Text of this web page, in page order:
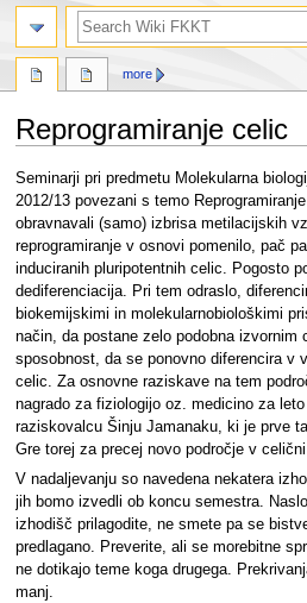
Reprogramiranje celic
Jump
to
navigation
Jump
to
search
Seminarji pri predmetu Molekularna
2012/13 povezani s temo
obravnavali (samo) izbrisa metilacijskih
reprogramiranje v osnovi pomenilo, pač
induciranih pluripotentnih celic. Pogosto
dediferenciacija. Pri tem odraslo,
biokemijskimi in molekularnobiološkimi
način, da postane zelo podobna izvornim
sposobnost, da se ponovno diferencira v
celic. Za osnovne raziskave na tem
nagrado za fiziologijo oz. medicino za
raziskovalcu Šinju Jamanaku, ki je prve
Gre torej za precej novo področje v
V nadaljevanju so navedena nekatera
jih bomo izvedli ob koncu semestra.
izhodišč prilagodite, ne smete pa se
predlagano. Preverite, ali se morebitne
ne dotikajo teme koga drugega.
manj.
more
search